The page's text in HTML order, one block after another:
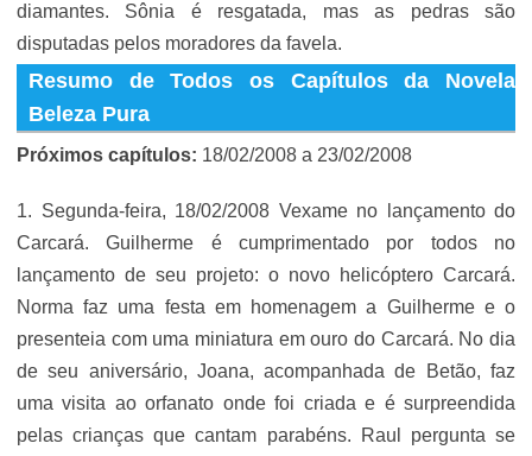
diamantes. Sônia é resgatada, mas as pedras são
disputadas pelos moradores da favela.
Resumo de Todos os Capítulos da Novela
Beleza Pura
Próximos capítulos: 18/02/2008 a 23/02/2008
1. Segunda-feira, 18/02/2008 Vexame no lançamento do
Carcará. Guilherme é cumprimentado por todos no
lançamento de seu projeto: o novo helicóptero Carcará.
Norma faz uma festa em homenagem a Guilherme e o
presenteia com uma miniatura em ouro do Carcará. No dia
de seu aniversário, Joana, acompanhada de Betão, faz
uma visita ao orfanato onde foi criada e é surpreendida
pelas crianças que cantam parabéns. Raul pergunta se